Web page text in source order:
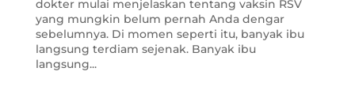
dokter mulai menjelaskan tentang vaksin RSV
yang mungkin belum pernah Anda dengar
sebelumnya. Di momen seperti itu, banyak ibu
langsung terdiam sejenak. Banyak ibu
langsung...